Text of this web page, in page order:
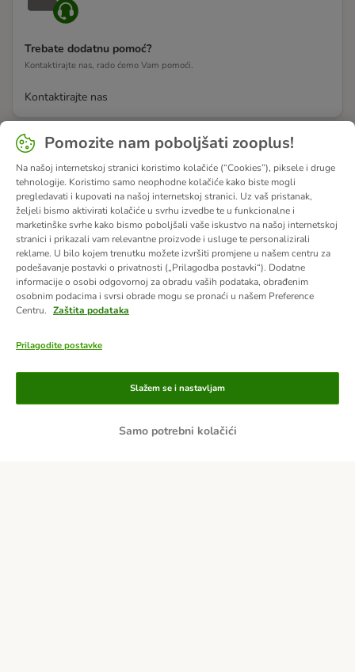
Trebate dodatnu pomoć?
Kontaktirajte nas, rado ćemo Vam pomoći.
Kontaktirajte nas
Pomozite nam poboljšati zooplus!
Na našoj internetskoj stranici koristimo kolačiće (“Cookies”), piksele i druge
tehnologije. Koristimo samo neophodne kolačiće kako biste mogli
pregledavati i kupovati na našoj internetskoj stranici. Uz vaš pristanak,
željeli bismo aktivirati kolačiće u svrhu izvedbe te u funkcionalne i
marketinške svrhe kako bismo poboljšali vaše iskustvo na našoj internetskoj
stranici i prikazali vam relevantne proizvode i usluge te personalizirali
reklame. U bilo kojem trenutku možete izvršiti promjene u našem centru za
podešavanje postavki o privatnosti („Prilagodba postavki“). Dodatne
informacije o osobi odgovornoj za obradu vaših podataka, obrađenim
osobnim podacima i svrsi obrade mogu se pronaći u našem Preference
Centru. Zaštita podataka
Prilagodite postavke
Samo potrebni kolačići
Slažem se i nastavljam